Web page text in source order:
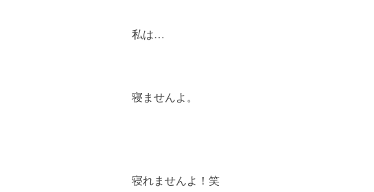
私は…
寝ませんよ。
寝れませんよ！笑